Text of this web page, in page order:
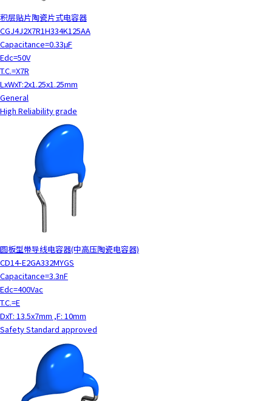
y
o
u
n
a
v
i
g
a
r
a
c
t
w
i
t
积层贴片陶瓷片式电容器
CGJ4J2X7R1H334K125AA
Capacitance=0.33μF
Edc=50V
T.C.=X7R
LxWxT:2x1.25x1.25mm
General
High Reliability grade
圆板型带导线电容器(中高压陶瓷电容器)
CD14-E2GA332MYGS
Capacitance=3.3nF
Edc=400Vac
T.C.=E
DxT: 13.5x7mm ,F: 10mm
Safety Standard approved